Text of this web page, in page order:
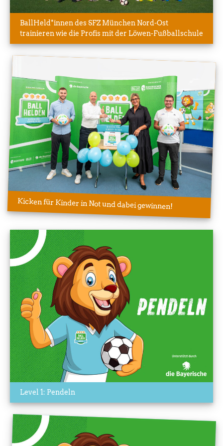
BallHeld*innen des SFZ München Nord-Ost
trainieren wie die Profis mit der Löwen-Fußballschule
Kicken für Kinder in Not und dabei gewinnen!
Level 1: Pendeln